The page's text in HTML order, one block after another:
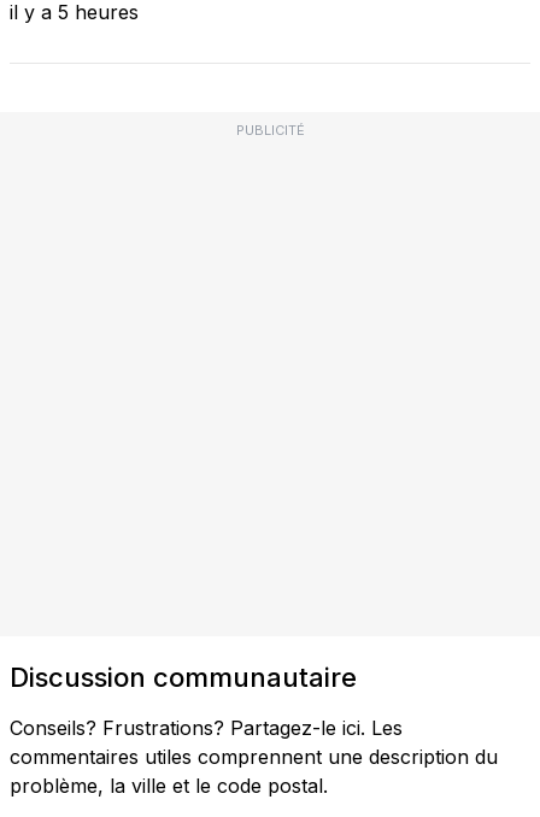
il y a 5 heures
PUBLICITÉ
Discussion communautaire
Conseils? Frustrations? Partagez-le ici. Les
commentaires utiles comprennent une description du
problème, la ville et le code postal.